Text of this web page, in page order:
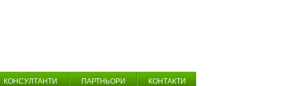
КОНСУЛТАНТИ ПАРТНЬОРИ КОНТАКТИ